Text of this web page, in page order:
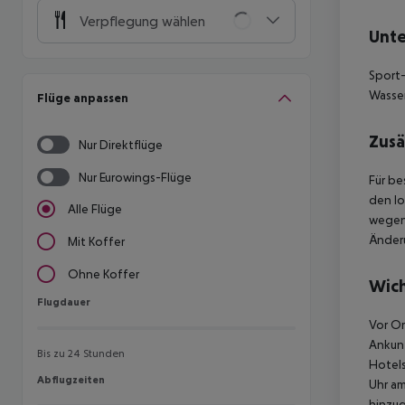
Verpflegung wählen
Flüge anpassen
Nur Direktflüge
Nur Eurowings-Flüge
Alle Flüge
Mit Koffer
Ohne Koffer
Flugdauer
Flugdauer
Bis zu 24 Stunden
Abflugzeiten
Abflugzeiten
Für
den
Vor
Uhr